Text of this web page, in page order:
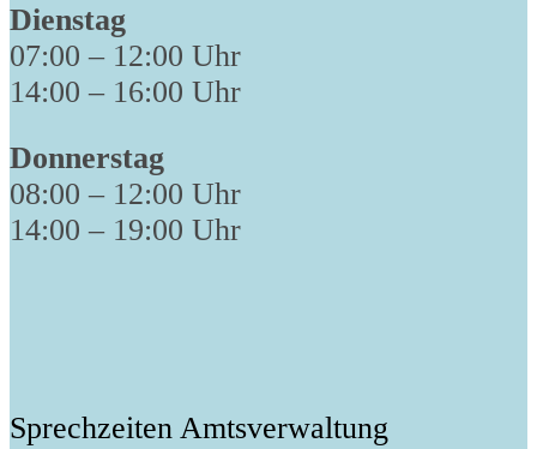
Dienstag
07:00 – 12:00 Uhr
14:00 – 16:00 Uhr
Donnerstag
08:00 – 12:00 Uhr
14:00 – 19:00 Uhr
Sprechzeiten Amtsverwaltung